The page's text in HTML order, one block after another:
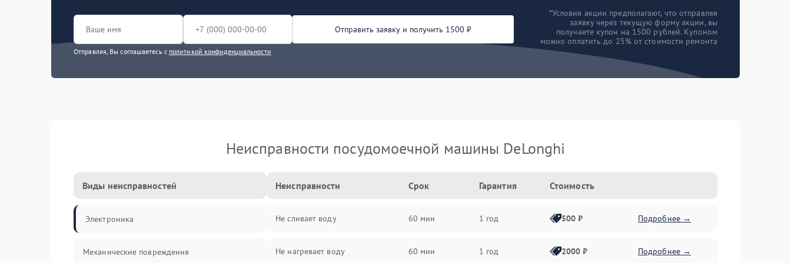
Отправить заявку и получить 1500 ₽
Отправляя, Вы соглашаетесь с политикой конфиденциальности
*Условия акции предполагают, что отправляя
заявку через текущую форму акции, вы
получаете купон на 1500 рублей. Купоном
можно оплатить до 25% от стоимости ремонта
Неисправности посудомоечной машины DeLonghi
Виды неисправностей
Электроника
Механические повреждения
Неисправности Срок Гарантия Стоимость
Не сливает воду 60 мин 1 год 500 ₽ Подробнее →
Не нагревает воду 60 мин 1 год 2000 ₽ Подробнее →